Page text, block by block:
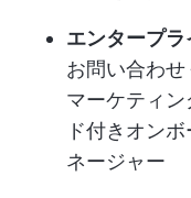
エンタープラ
お問い合わせ
マーケティン
ド付きオン
ネージャー